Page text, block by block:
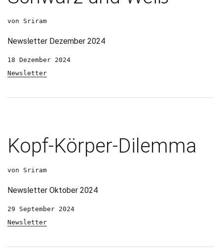
von Sriram
Newsletter Dezember 2024
18 Dezember 2024
Newsletter
Kopf-Körper-Dilemma
von Sriram
Newsletter Oktober 2024
29 September 2024
Newsletter